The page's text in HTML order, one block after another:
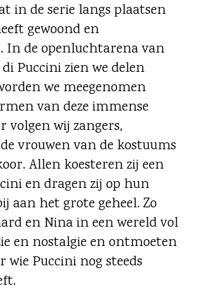
in de serie langs plaatsen
gewoond en
In de openluchtarena van
Puccini zien we delen
we meegenomen
van deze immense
volgen wij zangers,
vrouwen van de kostuums
Allen koesteren zij een
en dragen zij op hun
aan het grote geheel. Zo
en Nina in een wereld vol
en nostalgie en ontmoeten
wie Puccini nog steeds